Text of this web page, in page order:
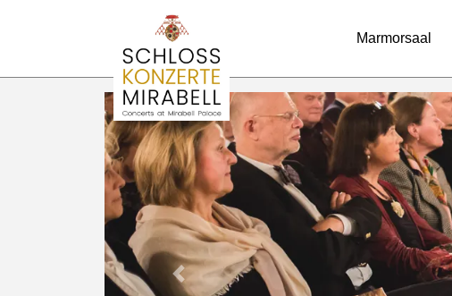
Marmorsaal
Previous